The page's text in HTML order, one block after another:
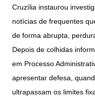
Cruzília instaurou
notícias de frequentes
de forma abrupta,
Depois de colhidas
em Processo
apresentar defesa,
ultrapassam os limites